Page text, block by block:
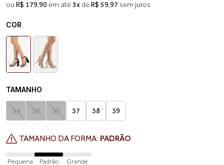
ou R$ 179,90 em até 3x de R$ 59,97 sem juros
COR
TAMANHO
34 35 36 37 38 39
TAMANHO DA FORMA: PADRÃO
Pequena Padrão
Grande